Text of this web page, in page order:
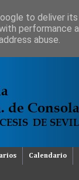
Calendario
to deliver
abuse.